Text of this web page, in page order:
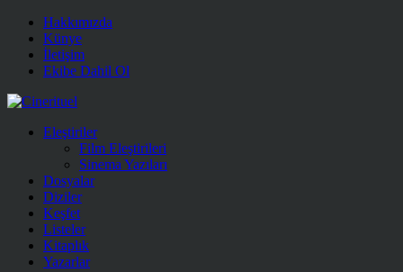
Hakkımızda
Künye
İletişim
Ekibe Dahil Ol
Eleştiriler
Film Eleştirileri
Sinema Yazıları
Dosyalar
Diziler
Keşfet
Listeler
Kitaplık
Yazarlar